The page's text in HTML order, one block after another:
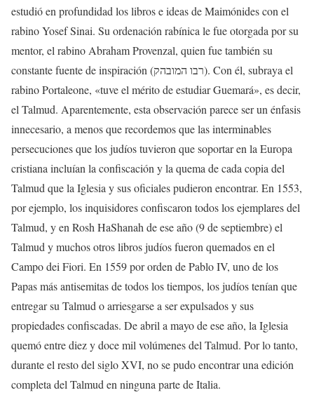
estudió en profundidad los libros e ideas de Maimónides con el
rabino Yosef Sinai. Su ordenación rabínica le fue otorgada por su
mentor, el rabino Abraham Provenzal, quien fue también su
constante fuente de inspiración (רבו המובהק). Con él, subraya el
rabino Portaleone, «tuve el mérito de estudiar Guemará», es decir,
el Talmud. Aparentemente, esta observación parece ser un énfasis
innecesario, a menos que recordemos que las interminables
persecuciones que los judíos tuvieron que soportar en la Europa
cristiana incluían la confiscación y la quema de cada copia del
Talmud que la Iglesia y sus oficiales pudieron encontrar. En 1553,
por ejemplo, los inquisidores confiscaron todos los ejemplares del
Talmud, y en Rosh HaShanah de ese año (9 de septiembre) el
Talmud y muchos otros libros judíos fueron quemados en el
Campo dei Fiori. En 1559 por orden de Pablo IV, uno de los
Papas más antisemitas de todos los tiempos, los judíos tenían que
entregar su Talmud o arriesgarse a ser expulsados ​​y sus
propiedades confiscadas. De abril a mayo de ese año, la Iglesia
quemó entre diez y doce mil volúmenes del Talmud. Por lo tanto,
durante el resto del siglo XVI, no se pudo encontrar una edición
completa del Talmud en ninguna parte de Italia.